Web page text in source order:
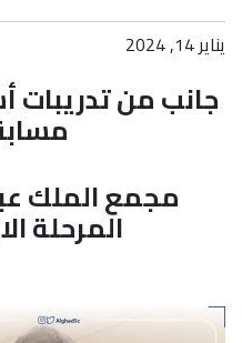
يناير 14, 2024
جانب من تدريبات
مجمع الملك
المرحلة